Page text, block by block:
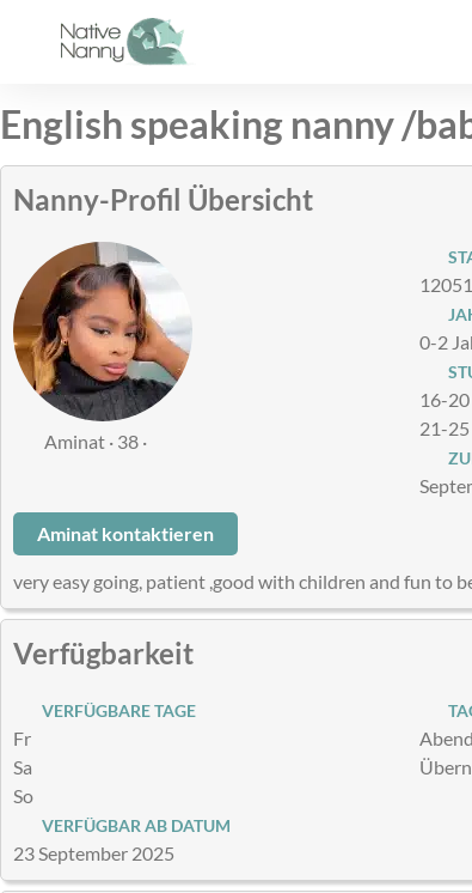
English speaking nanny /
Nanny-Profil Übersicht
Aminat · 38 ·
0-2
16-
21-
Aminat kontaktieren
very easy going, patient ,good with children and fun to
Verfügbarkeit
VERFÜGBARE TAGE
Fr
Sa
So
VERFÜGBAR AB DATUM
23 September 2025